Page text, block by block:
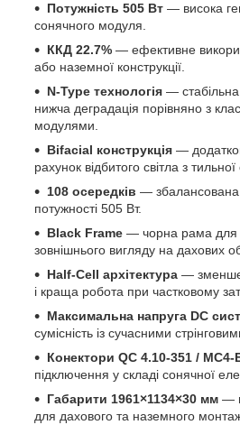
Потужність 505 Вт — висока
сонячного модуля.
ККД 22.7% — ефективне
або наземної конструкції.
N-Type технологія — стабільна
нижча деградація порівняно з
модулями.
Bifacial конструкція —
рахунок відбитого світла з
108 осередків — збалансована
потужності 505 Вт.
Black Frame — чорна рама для
зовнішнього вигляду на дахових
Half-Cell архітектура —
і краща робота при частковому
Максимальна напруга DC
сумісність із сучасними
Конектори QC 4.10-351 / MC4-
підключення у складі сонячної
Габарити 1961×1134×30 мм —
для дахового та наземного